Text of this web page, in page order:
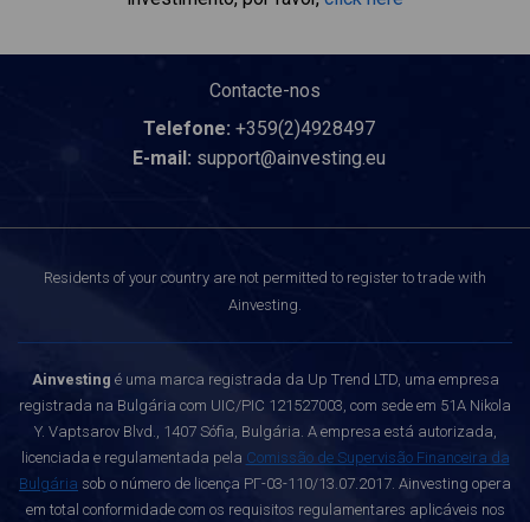
Contacte-nos
Telefone: +359(2)4928497
E-mail: support@ainvesting.eu
Residents of your country are not permitted to register to trade with
Ainvesting.
Ainvesting é uma marca registrada da Up Trend LTD, uma empresa
registrada na Bulgária com UIC/PIC 121527003, com sede em 51A Nikola
Y. Vaptsarov Blvd., 1407 Sófia, Bulgária. A empresa está autorizada,
licenciada e regulamentada pela Comissão de Supervisão Financeira da
Bulgária sob o número de licença РГ-03-110/13.07.2017. Ainvesting opera
em total conformidade com os requisitos regulamentares aplicáveis nos